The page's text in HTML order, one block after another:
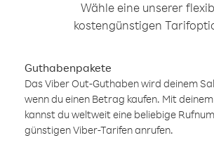
Wähle eine unserer
kostengünstigen
Guthabenpakete
Das Viber Out-Guthaben wird deinem
wenn du einen Betrag kaufen. Mit
kannst du weltweit eine beliebige
günstigen Viber-Tarifen anrufen.